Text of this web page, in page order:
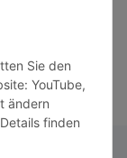
Sie den
YouTube,
ändern
finden